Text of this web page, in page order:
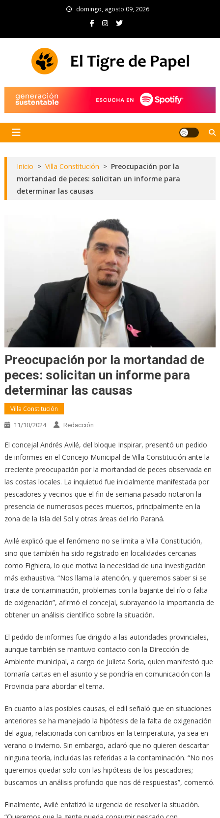
domingo, agosto 09, 2026
Inicio > Villa Constitución > Preocupación por la
mortandad de peces: solicitan un informe para
determinar las causas
Preocupación por la mortandad de
peces: solicitan un informe para
determinar las causas
Villa Constitución
11/10/2024 Redacción
El concejal Andrés Avilé, del bloque Inspirar, presentó un pedido
de informes en el Concejo Municipal de Villa Constitución ante la
creciente preocupación por la mortandad de peces observada en
las costas locales. La inquietud fue inicialmente manifestada por
pescadores y vecinos que el fin de semana pasado notaron la
presencia de numerosos peces muertos, principalmente en la
zona de la Isla del Sol y otras áreas del río Paraná.
Avilé explicó que el fenómeno no se limita a Villa Constitución,
sino que también ha sido registrado en localidades cercanas
como Fighiera, lo que motiva la necesidad de una investigación
más exhaustiva. “Nos llama la atención, y queremos saber si se
trata de contaminación, problemas con la bajante del río o falta
de oxigenación”, afirmó el concejal, subrayando la importancia de
obtener un análisis científico sobre la situación.
El pedido de informes fue dirigido a las autoridades provinciales,
aunque también se mantuvo contacto con la Dirección de
Ambiente municipal, a cargo de Julieta Soria, quien manifestó que
tomaría cartas en el asunto y se pondría en comunicación con la
Provincia para abordar el tema.
En cuanto a las posibles causas, el edil señaló que en situaciones
anteriores se ha manejado la hipótesis de la falta de oxigenación
del agua, relacionada con cambios en la temperatura, ya sea en
verano o invierno. Sin embargo, aclaró que no quieren descartar
ninguna teoría, incluidas las referidas a la contaminación. “No nos
queremos quedar solo con las hipótesis de los pescadores;
buscamos un análisis profundo que nos dé respuestas”, comentó.
Finalmente, Avilé enfatizó la urgencia de resolver la situación.